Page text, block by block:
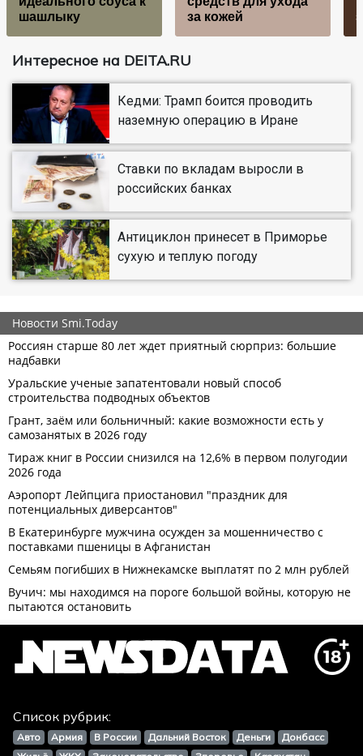
шашлыку
за кожей
Интересное на DEITA.RU
Кедми: Трамп боится проводить
наземную операцию в Иране
Ставки по вкладам выросли в
российских банках
Антициклон принесет в Приморье
сухую и теплую погоду
Список рубрик:
Авто Армия В России Дальний Восток Деньги
Донбасс